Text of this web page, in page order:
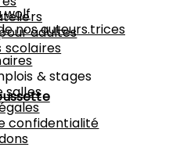
adultes
scolaires
wolf
nos auteurs.trices
& stages
salles
confidentialité